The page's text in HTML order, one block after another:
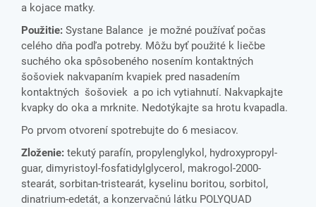
a kojace matky.
Použitie: Systane Balance je možné používať počas
celého dňa podľa potreby. Môžu byť použité k liečbe
suchého oka spôsobeného nosením kontaktných
šošoviek nakvapaním kvapiek pred nasadením
kontaktných šošoviek a po ich vytiahnutí. Nakvapkajte
kvapky do oka a mrknite. Nedotýkajte sa hrotu kvapadla.
Po prvom otvorení spotrebujte do 6 mesiacov.
Zloženie: tekutý parafín, propylenglykol, hydroxypropyl-
guar, dimyristoyl-fosfatidylglycerol, makrogol-2000-
stearát, sorbitan-tristearát, kyselinu boritou, sorbitol,
dinatrium-edetát, a konzervačnú látku POLYQUAD